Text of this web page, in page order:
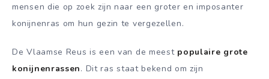
mensen die op zoek zijn naar een groter en imposanter
konijnenras om hun gezin te vergezellen.
De Vlaamse Reus is een van de meest populaire grote
konijnenrassen. Dit ras staat bekend om zijn